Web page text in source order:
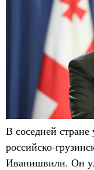
В соседней стране
российско-
Иванишвили. Он